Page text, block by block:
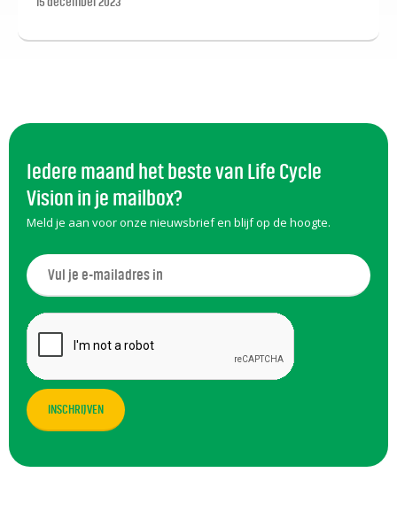
aan tafel zitten. Hoe zorg je ervoor dat iedereen efficiënt
Iedere maand het beste van Life Cycle
Vision in je mailbox?
Meld je aan voor onze nieuwsbrief en blijf op de hoogte.